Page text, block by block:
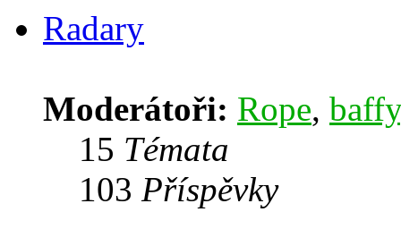
Radary
Moderátoři: Rope, baffy
15 Témata
103 Příspěvky